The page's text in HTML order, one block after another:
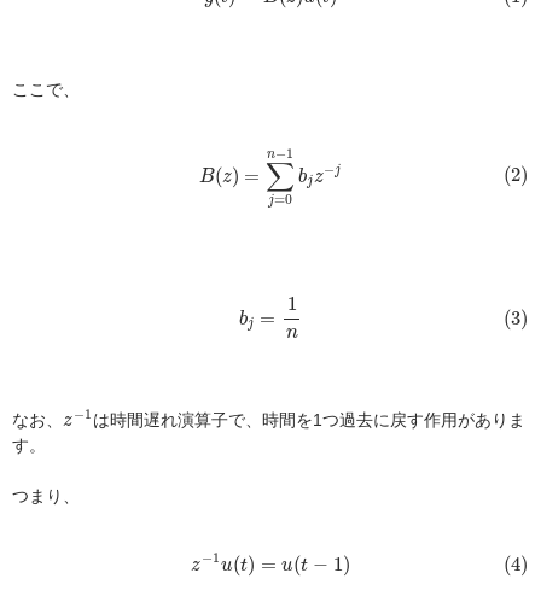
ここで、
B(z) =
n−1
∑
j=0
bjz−j (2)
j= 0
bj =
1
n
(3)
1
なお、 z−11
は時間遅れ演算子で、時間を1つ過去に戻す作用がありま
す。
つまり、
z−1u(t) = u(t − 1) (4)
(4) − 1u u 1 )